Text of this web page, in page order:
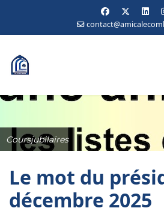
Coursjubilaires
Le mot du
décembre 2025